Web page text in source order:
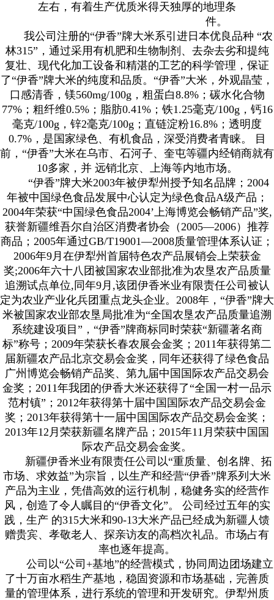
左右，有着生产优质米得天独厚的地理条
件。
我公司注册的“伊香”牌大米系引进日本优良品种 “农
林315”，通过采用有机肥和生物制剂、去杂去劣和提纯
复壮、现代化加工设备和精湛的工艺的科学管理，保证
了“伊香”牌大米的纯度和品质。“伊香”大米，外观晶莹，
口感清香，镁560mg/100g，粗蛋白8.8%；碳水化合物
77%；粗纤维0.5%；脂肪0.41%；铁1.25毫克/100g，钙16
毫克/100g，锌2毫克/100g；直链淀粉16.8%；透明度
0.7%，是国家绿色、有机食品，深受消费者青睐。 目
前，“伊香”大米在乌市、石河子、奎屯等疆内经销商就有
10多家，并 远销北京、上海等内地市场。
“伊香”牌大米2003年被伊犁州授予知名品牌；2004
年被中国绿色食品发展中心认定为绿色食品A级产品；
2004年荣获“中国绿色食品2004’上海博览会畅销产品”奖,
获誉新疆维吾尔自治区消费者协会（2005—2006）推荐
商品；2005年通过GB/T19001—2008质量管理体系认证；
2006年9月在伊犁州首届特色农产品展销会上荣获金
奖;2006年六十八团被国家农业部批准为农垦农产品质量
追溯试点单位,同年9月,该团伊香米业有限责任公司被认
定为农业产业化兵团重点龙头企业。2008年，“伊香”牌大
米被国家农业部农垦局批准为“全国农垦农产品质量追溯
系统建设项目”，“伊香”牌商标同时荣获“新疆著名商
标”称号；2009年荣获长春农展会金奖；2011年获得第二
届新疆农产品北京交易会金奖，同年还获得了绿色食品
广州博览会畅销产品奖、第九届中国国际农产品交易会
金奖；2011年我团的伊香大米还获得了“全国一村一品示
范村镇”；2012年获得第十届中国国际农产品交易会金
奖；2013年获得第十一届中国国际农产品交易会金奖；
2013年12月荣获新疆名牌产品；2015年11月荣获中国国
际农产品交易会金奖。
新疆伊香米业有限责任公司以“重质量、创名牌、拓
市场、求效益”为宗旨，以生产和经营“伊香”牌系列大米
产品为主业，凭借高效的运行机制，稳健务实的经营作
风，创造了令人瞩目的“伊香文化”。 公司经过五年的实
践，生产 的315大米和90-13大米产品已经成为新疆人馈
赠贵宾、孝敬老人、探亲访友的高档次礼品。市场占有
率也逐年提高。
公司以“公司+基地”的经营模式，协同周边团场建立
了十万亩水稻生产基地，稳固资源和市场基础，完善质
量的管理体系，进行系统的管理和开发研究。伊犁州质